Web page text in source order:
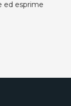
ed esprime